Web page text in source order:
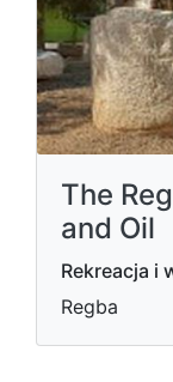
The
and Oil
Rekreacja i
Regba